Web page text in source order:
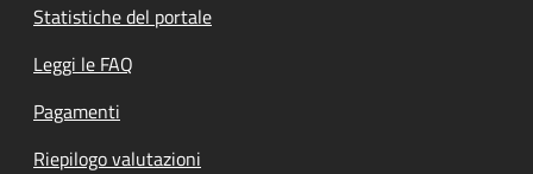
Statistiche del portale
Leggi le FAQ
Pagamenti
Riepilogo valutazioni